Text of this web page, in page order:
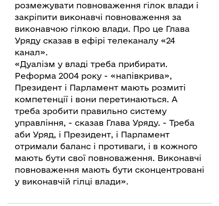
розмежувати повноваження гілок влади і
закріпити виконавчі повноваження за
виконавчою гілкою влади. Про це Глава
Уряду сказав в ефірі телеканалу «24
канал».
«Дуалізм у владі треба прибирати.
Реформа 2004 року - «напівкрива»,
Президент і Парламент мають розмиті
компетенції і вони перетинаються. А
треба зробити правильно систему
управління, - сказав Глава Уряду. - Треба
аби Уряд, і Президент, і Парламент
отримали баланс і противаги, і в кожного
мають бути свої повноваження. Виконавчі
повноваження мають бути сконцентровані
у виконавчій гілці влади».